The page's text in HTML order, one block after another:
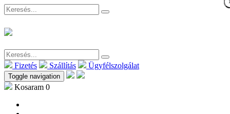
Fizetés Szállítás Ügyfélszolgálat
Toggle navigation
Kosaram 0